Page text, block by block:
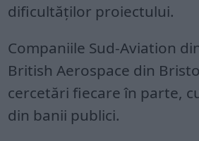
dificultăților proiectului.
Companiile Sud-Aviation
British Aerospace din
cercetări fiecare în parte,
din banii publici.